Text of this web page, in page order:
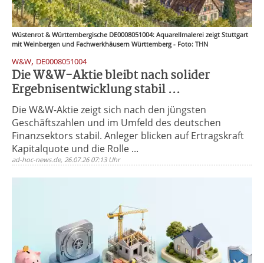
Wüstenrot & Württembergische DE0008051004: Aquarellmalerei zeigt Stuttgart
mit Weinbergen und Fachwerkhäusern Württemberg - Foto: THN
W&W, DE0008051004
Die W&W-Aktie bleibt nach solider
Ergebnisentwicklung stabil ...
Die W&W-Aktie zeigt sich nach den jüngsten
Geschäftszahlen und im Umfeld des deutschen
Finanzsektors stabil. Anleger blicken auf Ertragskraft
Kapitalquote und die Rolle ...
ad-hoc-news.de, 26.07.26 07:13 Uhr